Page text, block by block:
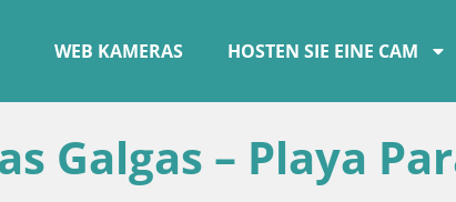
WEB KAMERAS HOSTEN SIE EINE CAM
Galgas – Playa